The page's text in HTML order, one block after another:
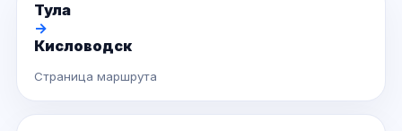
Тула
→
Кисловодск
Страница маршрута